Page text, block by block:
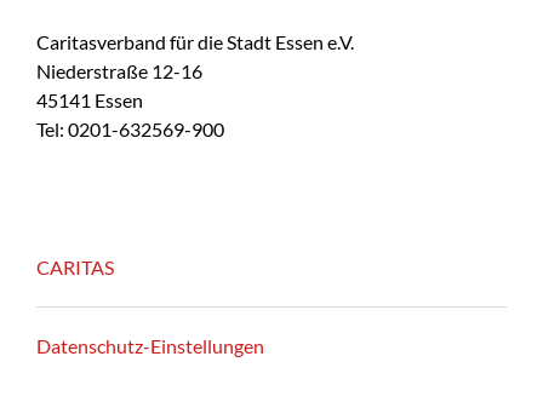
Caritasverband für die Stadt Essen e.V.
Niederstraße 12-16
45141 Essen
Tel: 0201-632569-900
CARITAS
Datenschutz-Einstellungen